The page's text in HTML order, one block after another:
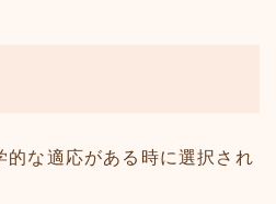
的な適応がある時に選択され